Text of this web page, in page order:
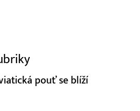
pouť se blíží